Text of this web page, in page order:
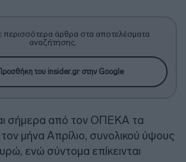
περισσότερα άρθρα στα αποτελέσματα
αναζήτησης.
του insider.gr στην Google
σήμερα από τον ΟΠΕΚΑ τα
τον μήνα Απρίλιο, συνολικού ύψους
ενώ σύντομα επίκεινται